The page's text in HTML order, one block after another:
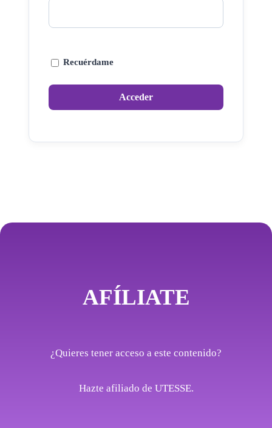
Recuérdame
AFÍLIATE
¿Quieres tener acceso a este contenido?
Hazte afiliado de UTESSE.